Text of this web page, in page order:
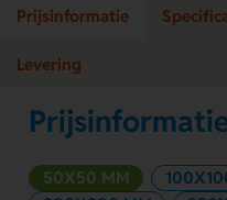
Prijsinformatie
Levering
50X50 MM